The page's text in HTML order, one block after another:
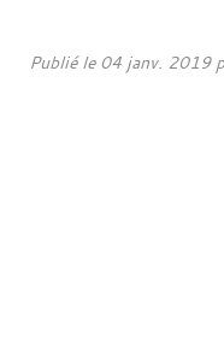
Publié le 04 janv. 2019